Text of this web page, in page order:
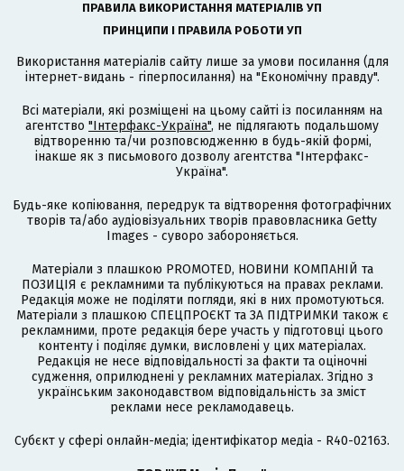
ПРАВИЛА ВИКОРИСТАННЯ МАТЕРІАЛІВ УП
ПРИНЦИПИ І ПРАВИЛА РОБОТИ УП
Використання матеріалів сайту лише за умови посилання (для
інтернет-видань - гіперпосилання) на "Економічну правду".
Всі матеріали, які розміщені на цьому сайті із посиланням на
агентство "Інтерфакс-Україна", не підлягають подальшому
відтворенню та/чи розповсюдженню в будь-якій формі,
інакше як з письмового дозволу агентства "Інтерфакс-
Україна".
Будь-яке копіювання, передрук та відтворення фотографічних
творів та/або аудіовізуальних творів правовласника Getty
Images - суворо забороняється.
Матеріали з плашкою PROMOTED, НОВИНИ КОМПАНІЙ та
ПОЗИЦІЯ є рекламними та публікуються на правах реклами.
Редакція може не поділяти погляди, які в них промотуються.
Матеріали з плашкою СПЕЦПРОЄКТ та ЗА ПІДТРИМКИ також є
рекламними, проте редакція бере участь у підготовці цього
контенту і поділяє думки, висловлені у цих матеріалах.
Редакція не несе відповідальності за факти та оціночні
судження, оприлюднені у рекламних матеріалах. Згідно з
українським законодавством відповідальність за зміст
реклами несе рекламодавець.
Cубєкт у сфері онлайн-медіа; ідентифікатор медіа - R40-02163.